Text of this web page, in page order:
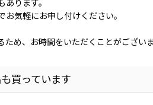
ります。
気軽にお申し付けください。
ため、お時間をいただくことがござい
買っています